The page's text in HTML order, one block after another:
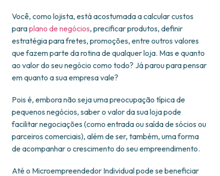
Você, como lojista, está acostumada a calcular custos
paraplano de negócios, precificar produtos, definir
estratégia para fretes, promoções, entre outros valores
que fazem parte da rotina de qualquer loja. Mas e quanto
ao valor do seu negócio como todo? Já parou para pensar
em quanto a sua empresa vale?
Pois é, embora não seja uma preocupação típica de
pequenos negócios, saber o valor da sua loja pode
facilitar negociações (como entrada ou saída de sócios ou
parceiros comerciais), além de ser, também, uma forma
de acompanhar o crescimento do seu empreendimento.
Até o Microempreendedor Individual pode se beneficiar